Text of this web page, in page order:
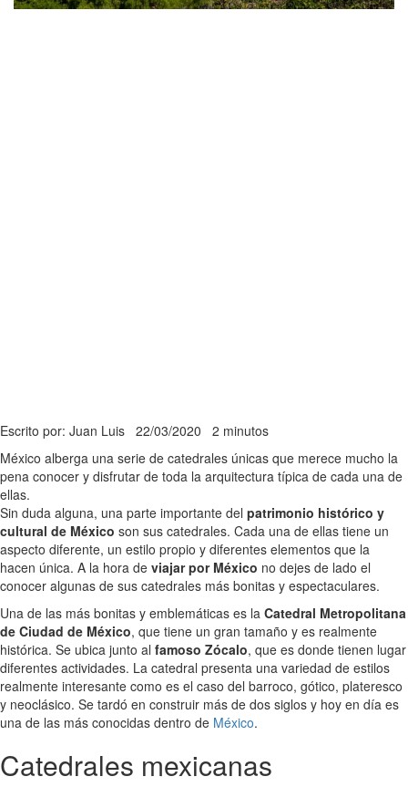
Escrito por: Juan Luis 22/03/2020 2 minutos
México alberga una serie de catedrales únicas que merece mucho la
pena conocer y disfrutar de toda la arquitectura típica de cada una de
ellas.
Sin duda alguna, una parte importante del patrimonio histórico y
cultural de México son sus catedrales. Cada una de ellas tiene un
aspecto diferente, un estilo propio y diferentes elementos que la
hacen única. A la hora de viajar por México no dejes de lado el
conocer algunas de sus catedrales más bonitas y espectaculares.
Una de las más bonitas y emblemáticas es la Catedral Metropolitana
de Ciudad de México, que tiene un gran tamaño y es realmente
histórica. Se ubica junto al famoso Zócalo, que es donde tienen lugar
diferentes actividades. La catedral presenta una variedad de estilos
realmente interesante como es el caso del barroco, gótico, plateresco
y neoclásico. Se tardó en construir más de dos siglos y hoy en día es
una de las más conocidas dentro de México.
Catedrales mexicanas